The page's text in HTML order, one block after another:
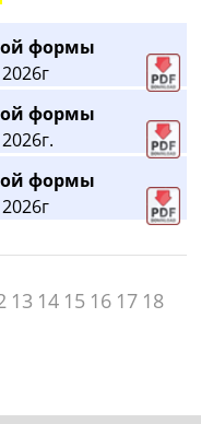
формы
формы
формы
13 14 15 16 17 18